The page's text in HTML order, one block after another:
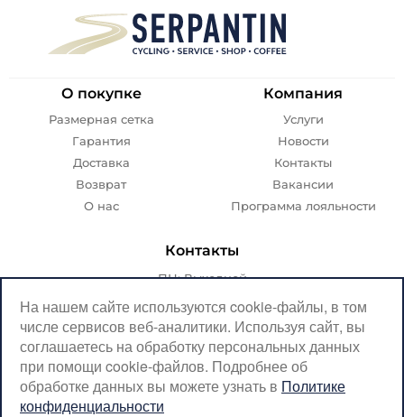
О покупке
Размерная сетка
Гарантия
Доставка
Возврат
О нас
Компания
Услуги
Новости
Контакты
Вакансии
Программа лояльности
Контакты
ПН: Выходной
ВТ-ПТ: с 07:00 до 20:00
СБ-ВС: с 08:00 до 18:00
Москва, Крылатская, 10
SerpantinCyclingShop@gmail.com
+7 (926) 899-38-31
На нашем сайте используются cookie-файлы, в том
числе сервисов веб-аналитики. Используя сайт, вы
соглашаетесь на обработку персональных данных
при помощи cookie-файлов. Подробнее об
обработке данных вы можете узнать в Политике
конфиденциальности